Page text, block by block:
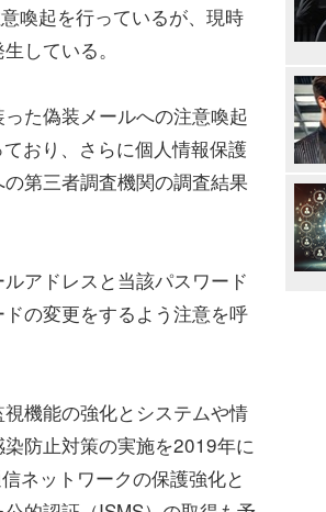
喚起を行っているが、現時
している。
た偽装メールへの注意喚起
おり、さらに個人情報保護
第三者調査機関の調査結果
アドレスと当該パスワード
の変更をするよう注意を呼
機能の強化とシステムや情
防止対策の実施を2019年に
ネットワークの保護強化と